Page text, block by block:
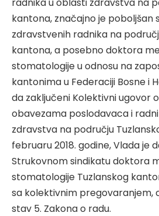
kantona, značajno je poboljšan
zdravstvenih radnika na
kantona, a posebno doktora
stomatologije u odnosu na
kantonima u Federaciji Bosne i
da zaključeni Kolektivni ugovor
obavezama poslodavaca i
zdravstva na području
februaru 2018. godine, Vlada je
Strukovnom sindikatu doktora
stomatologije Tuzlanskog
sa kolektivnim pregovaranjem,
stav 5. Zakona o radu.